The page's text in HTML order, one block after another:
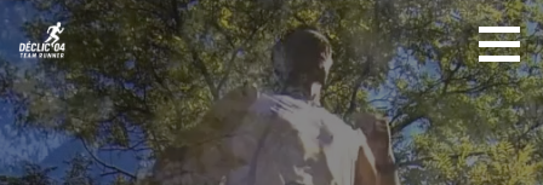
Déclic
04 -
TEAM
RUNNER